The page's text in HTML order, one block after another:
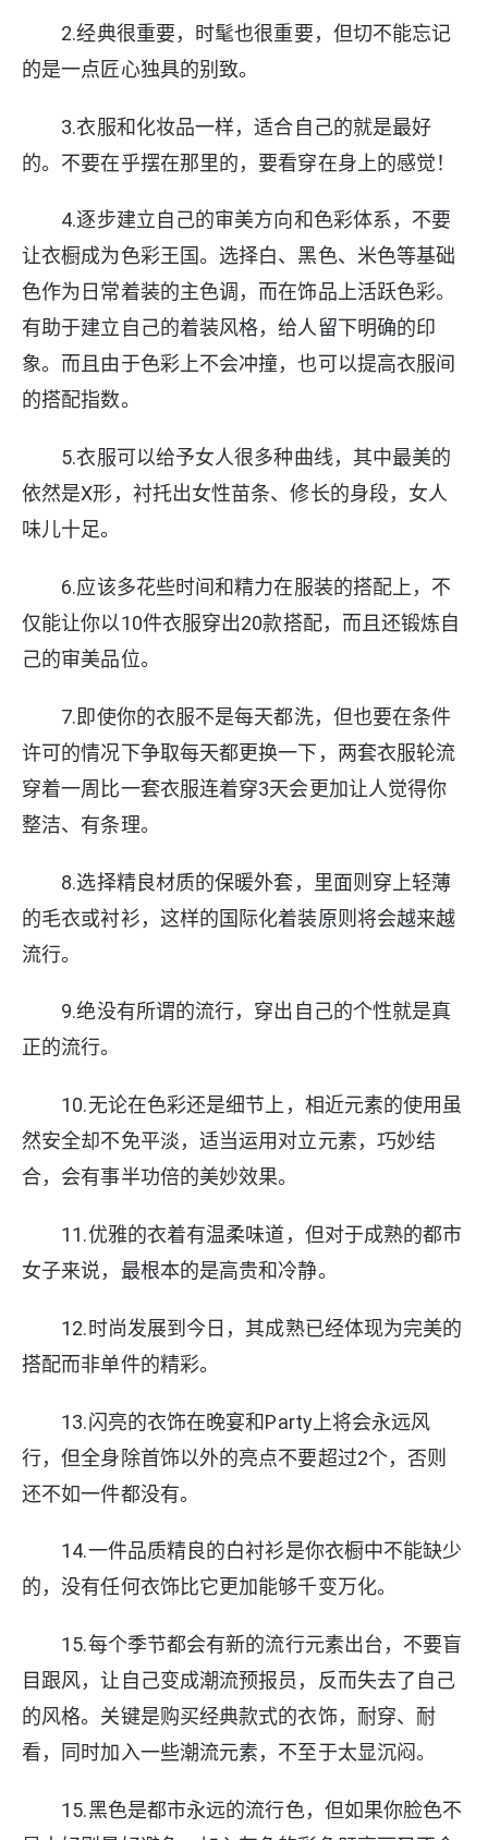
2.经典很重要，时髦也很重要，但切不能忘记
的是一点匠心独具的别致。
3.衣服和化妆品一样，适合自己的就是最好
的。不要在乎摆在那里的，要看穿在身上的感觉！
4.逐步建立自己的审美方向和色彩体系，不要
让衣橱成为色彩王国。选择白、黑色、米色等基础
色作为日常着装的主色调，而在饰品上活跃色彩。
有助于建立自己的着装风格，给人留下明确的印
象。而且由于色彩上不会冲撞，也可以提高衣服间
的搭配指数。
5.衣服可以给予女人很多种曲线，其中最美的
依然是X形，衬托出女性苗条、修长的身段，女人
味儿十足。
6.应该多花些时间和精力在服装的搭配上，不
仅能让你以10件衣服穿出20款搭配，而且还锻炼自
己的审美品位。
7.即使你的衣服不是每天都洗，但也要在条件
许可的情况下争取每天都更换一下，两套衣服轮流
穿着一周比一套衣服连着穿3天会更加让人觉得你
整洁、有条理。
8.选择精良材质的保暖外套，里面则穿上轻薄
的毛衣或衬衫，这样的国际化着装原则将会越来越
流行。
9.绝没有所谓的流行，穿出自己的个性就是真
正的流行。
10.无论在色彩还是细节上，相近元素的使用虽
然安全却不免平淡，适当运用对立元素，巧妙结
合，会有事半功倍的美妙效果。
11.优雅的衣着有温柔味道，但对于成熟的都市
女子来说，最根本的是高贵和冷静。
12.时尚发展到今日，其成熟已经体现为完美的
搭配而非单件的精彩。
13.闪亮的衣饰在晚宴和Party上将会永远风
行，但全身除首饰以外的亮点不要超过2个，否则
还不如一件都没有。
14.一件品质精良的白衬衫是你衣橱中不能缺少
的，没有任何衣饰比它更加能够千变万化。
15.每个季节都会有新的流行元素出台，不要盲
目跟风，让自己变成潮流预报员，反而失去了自己
的风格。关键是购买经典款式的衣饰，耐穿、耐
看，同时加入一些潮流元素，不至于太显沉闷。
15.黑色是都市永远的流行色，但如果你脸色不